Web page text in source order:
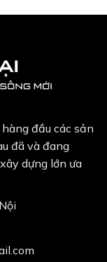
đầu các sản
đã và đang
dựng lớn ưa